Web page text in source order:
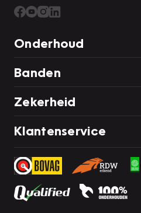
Onderhoud
Banden
Zekerheid
Klantenservice